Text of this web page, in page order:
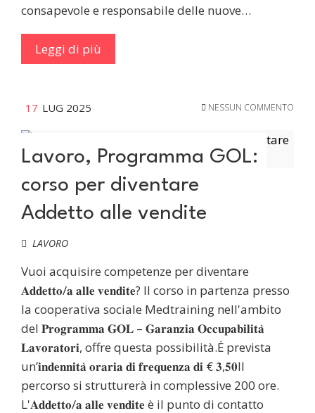
consapevole e responsabile delle nuove…
Leggi di più
17 LUG 2025 NESSUN COMMENTO
Lavoro, Programma GOL:
corso per diventare
Addetto alle vendite
LAVORO
Vuoi acquisire competenze per diventare
𝐀𝐝𝐝𝐞𝐭𝐭𝐨/𝐚 𝐚𝐥𝐥𝐞 𝐯𝐞𝐧𝐝𝐢𝐭𝐞? Il corso in partenza presso
la cooperativa sociale Medtraining nell'ambito
del 𝐏𝐫𝐨𝐠𝐫𝐚𝐦𝐦𝐚 𝐆𝐎𝐋 – 𝐆𝐚𝐫𝐚𝐧𝐳𝐢𝐚 𝐎𝐜𝐜𝐮𝐩𝐚𝐛𝐢𝐥𝐢𝐭𝐚̀
𝐋𝐚𝐯𝐨𝐫𝐚𝐭𝐨𝐫𝐢, offre questa possibilità.Ė prevista
un’𝐢𝐧𝐝𝐞𝐧𝐧𝐢𝐭𝐚̀ 𝐨𝐫𝐚𝐫𝐢𝐚 𝐝𝐢 𝐟𝐫𝐞𝐪𝐮𝐞𝐧𝐳𝐚 𝐝𝐢 € 𝟑,𝟓𝟎Il
percorso si strutturerà in complessive 200 ore.
L'𝐀𝐝𝐝𝐞𝐭𝐭𝐨/𝐚 𝐚𝐥𝐥𝐞 𝐯𝐞𝐧𝐝𝐢𝐭𝐞 è il punto di contatto